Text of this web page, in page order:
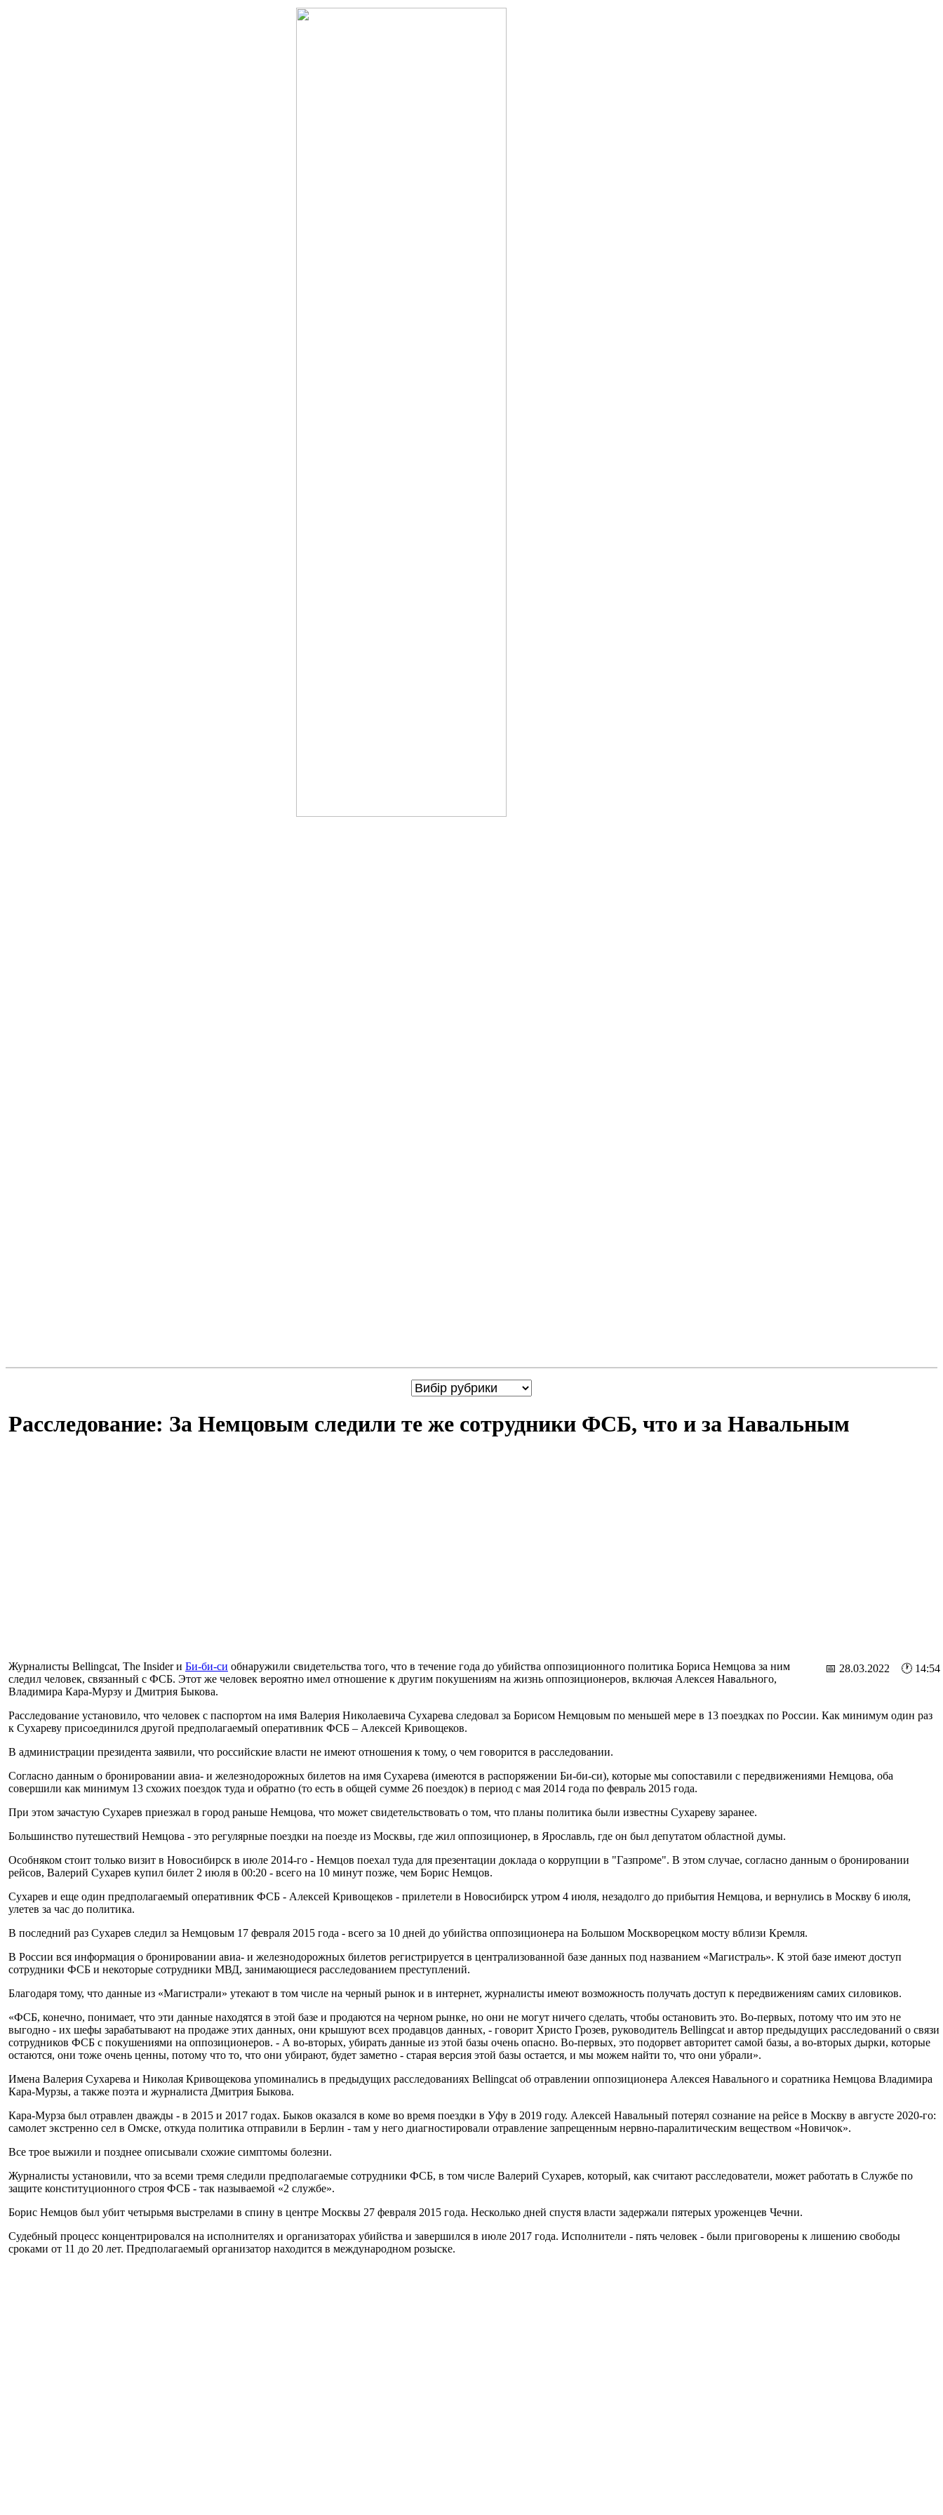
Расследование: За Немцовым следили те же сотрудники ФСБ, что и за Навальным
📅 28.03.2022 🕐 14:54
Журналисты Bellingcat, The Insider и Би-би-си обнаружили свидетельства того, что в течение года до убийства оппозиционного политика Бориса Немцова за ним
следил человек, связанный с ФСБ. Этот же человек вероятно имел отношение к другим покушениям на жизнь оппозиционеров, включая Алексея Навального,
Владимира Кара-Мурзу и Дмитрия Быкова.
Расследование установило, что человек с паспортом на имя Валерия Николаевича Сухарева следовал за Борисом Немцовым по меньшей мере в 13 поездках по России. Как минимум один раз
к Сухареву присоединился другой предполагаемый оперативник ФСБ – Алексей Кривощеков.
В администрации президента заявили, что российские власти не имеют отношения к тому, о чем говорится в расследовании.
Согласно данным о бронировании авиа- и железнодорожных билетов на имя Сухарева (имеются в распоряжении Би-би-си), которые мы сопоставили с передвижениями Немцова, оба
совершили как минимум 13 схожих поездок туда и обратно (то есть в общей сумме 26 поездок) в период с мая 2014 года по февраль 2015 года.
При этом зачастую Сухарев приезжал в город раньше Немцова, что может свидетельствовать о том, что планы политика были известны Сухареву заранее.
Большинство путешествий Немцова - это регулярные поездки на поезде из Москвы, где жил оппозиционер, в Ярославль, где он был депутатом областной думы.
Особняком стоит только визит в Новосибирск в июле 2014-го - Немцов поехал туда для презентации доклада о коррупции в "Газпроме". В этом случае, согласно данным о бронировании
рейсов, Валерий Сухарев купил билет 2 июля в 00:20 - всего на 10 минут позже, чем Борис Немцов.
Сухарев и еще один предполагаемый оперативник ФСБ - Алексей Кривощеков - прилетели в Новосибирск утром 4 июля, незадолго до прибытия Немцова, и вернулись в Москву 6 июля,
улетев за час до политика.
В последний раз Сухарев следил за Немцовым 17 февраля 2015 года - всего за 10 дней до убийства оппозиционера на Большом Москворецком мосту вблизи Кремля.
В России вся информация о бронировании авиа- и железнодорожных билетов регистрируется в централизованной базе данных под названием «Магистраль». К этой базе имеют доступ
сотрудники ФСБ и некоторые сотрудники МВД, занимающиеся расследованием преступлений.
Благодаря тому, что данные из «Магистрали» утекают в том числе на черный рынок и в интернет, журналисты имеют возможность получать доступ к передвижениям самих силовиков.
«ФСБ, конечно, понимает, что эти данные находятся в этой базе и продаются на черном рынке, но они не могут ничего сделать, чтобы остановить это. Во-первых, потому что им это не
выгодно - их шефы зарабатывают на продаже этих данных, они крышуют всех продавцов данных, - говорит Христо Грозев, руководитель Bellingcat и автор предыдущих расследований о связи
сотрудников ФСБ с покушениями на оппозиционеров. - А во-вторых, убирать данные из этой базы очень опасно. Во-первых, это подорвет авторитет самой базы, а во-вторых дырки, которые
остаются, они тоже очень ценны, потому что то, что они убирают, будет заметно - старая версия этой базы остается, и мы можем найти то, что они убрали».
Имена Валерия Сухарева и Николая Кривощекова упоминались в предыдущих расследованиях Bellingcat об отравлении оппозиционера Алексея Навального и соратника Немцова Владимира
Кара-Мурзы, а также поэта и журналиста Дмитрия Быкова.
Кара-Мурза был отравлен дважды - в 2015 и 2017 годах. Быков оказался в коме во время поездки в Уфу в 2019 году. Алексей Навальный потерял сознание на рейсе в Москву в августе 2020-го:
самолет экстренно сел в Омске, откуда политика отправили в Берлин - там у него диагностировали отравление запрещенным нервно-паралитическим веществом «Новичок».
Все трое выжили и позднее описывали схожие симптомы болезни.
Журналисты установили, что за всеми тремя следили предполагаемые сотрудники ФСБ, в том числе Валерий Сухарев, который, как считают расследователи, может работать в Службе по
защите конституционного строя ФСБ - так называемой «2 службе».
Борис Немцов был убит четырьмя выстрелами в спину в центре Москвы 27 февраля 2015 года. Несколько дней спустя власти задержали пятерых уроженцев Чечни.
Судебный процесс концентрировался на исполнителях и организаторах убийства и завершился в июле 2017 года. Исполнители - пять человек - были приговорены к лишению свободы
сроками от 11 до 20 лет. Предполагаемый организатор находится в международном розыске.